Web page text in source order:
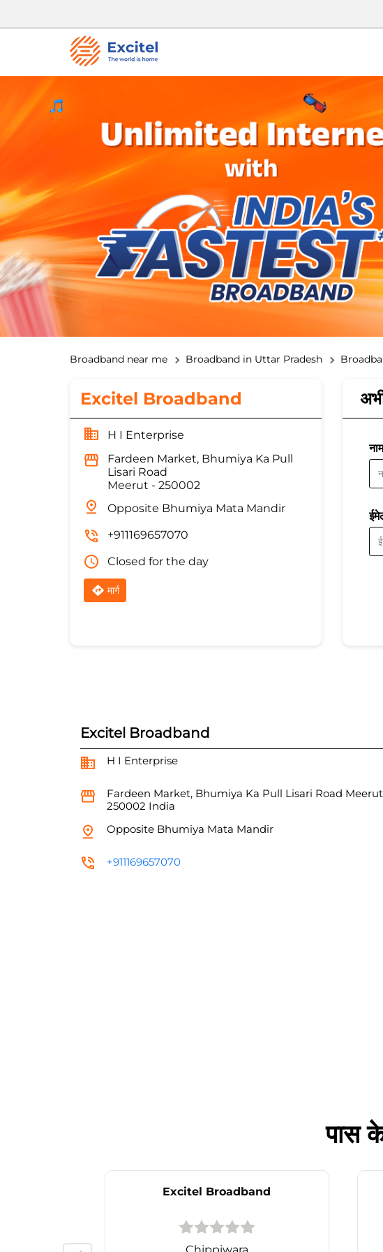
Broadband near me Broadband in Uttar Pradesh
Excitel Broadband
H I Enterprise
Fardeen Market, Bhumiya Ka Pull
Lisari Road
Meerut - 250002
Opposite Bhumiya Mata Mandir
+911169657070
Closed for the day
मार्ग
Excitel Broadband
H I Enterprise
Fardeen Market, Bhumiya Ka Pull Lisari Road
250002 India
Opposite Bhumiya Mata Mandir
+911169657070
पास
Excitel Broadband
Chippiwara